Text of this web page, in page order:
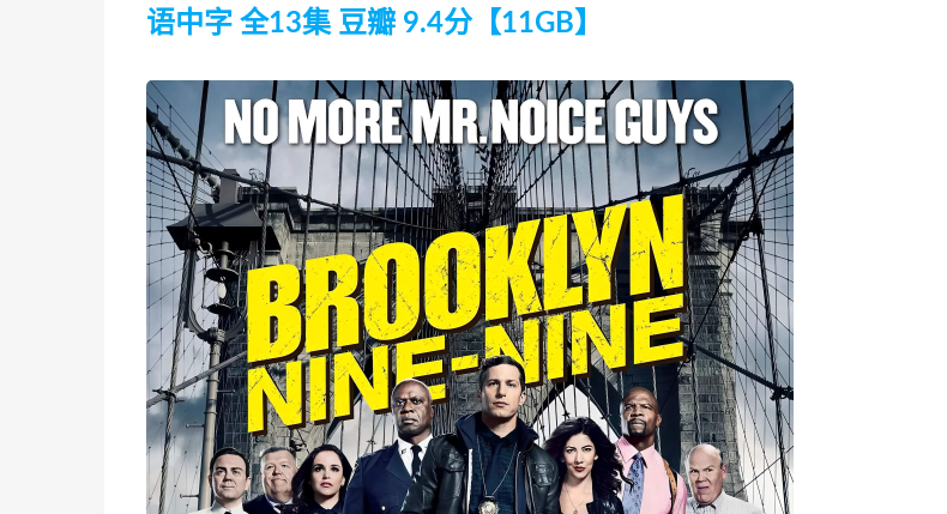
语中字 全13集 豆瓣 9.4分【11GB】